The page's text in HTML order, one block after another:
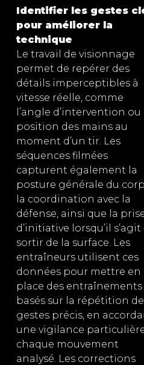
Identifier les gestes
pour améliorer la
technique
Le travail de visionnage
permet de repérer des
détails imperceptibles à
vitesse réelle, comme
l’angle d’intervention ou
position des mains au
moment d’un tir. Les
séquences filmées
capturent également la
posture générale du
la coordination avec la
défense, ainsi que la
d’initiative lorsqu’il s’agit
sortir de la surface. Les
entraîneurs utilisent ces
données pour mettre en
place des entraînements
basés sur la répétition de
gestes précis, en
une vigilance
chaque mouvement
analysé. Les corrections